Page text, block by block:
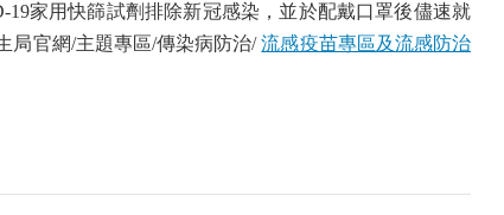
19家用快篩試劑排除新冠感染，並於配戴口罩後儘速就
局官網/主題專區/傳染病防治/ 流感疫苗專區及流感防治